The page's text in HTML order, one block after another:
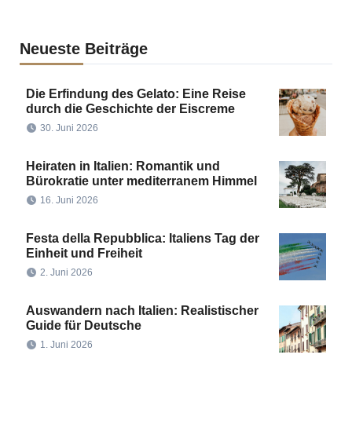
Neueste Beiträge
Die Erfindung des Gelato: Eine Reise
durch die Geschichte der Eiscreme
30. Juni 2026
Heiraten in Italien: Romantik und
Bürokratie unter mediterranem Himmel
16. Juni 2026
Festa della Repubblica: Italiens Tag der
Einheit und Freiheit
2. Juni 2026
Auswandern nach Italien: Realistischer
Guide für Deutsche
1. Juni 2026